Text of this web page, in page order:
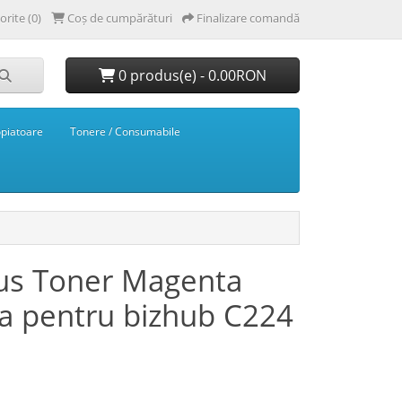
(0) Coș de cumpărături Finalizare comandă
0 produs(e) - 0.00RON
Tonere / Consumabile
Toner Magenta
pentru bizhub C224